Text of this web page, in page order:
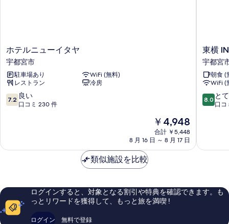
ホ
テ
ル
ニ
ュ
ー
イ
宮
ホテルニューイタヤ
宇都宮市
駐車場あり
WiFi (無料)
レストラン
冷房
10
段
い、
230
件
の
7.2 良い
口コミ 230 件
現
在
の
￥4,948
合計 ￥5,448
8 月 16 日 ～ 8 月 17 日
東
横
INN
宇
都
宮
駅
宮
東横
宇都宮
朝食 (
WiFi (
10
段
て
口
コ
8.0 と
口コ
類似施設を比較
ログインすると、対象となる割引や特典を確認できます。も
っとリワードを獲得して、もっと旅を満喫 !
ログイン 無料で登録